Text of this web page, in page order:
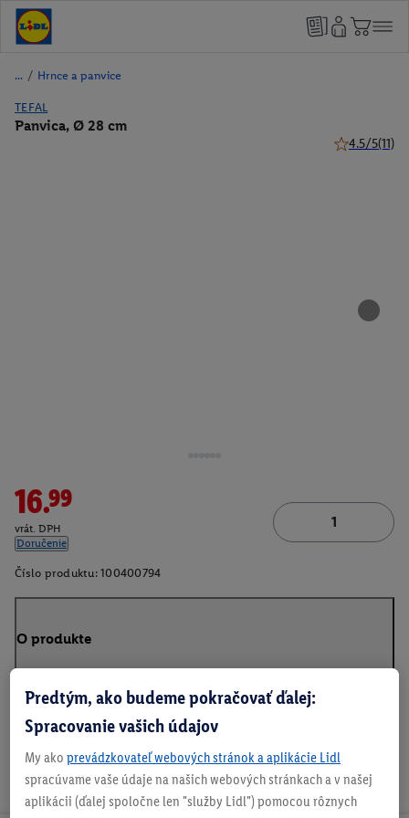
/ Hrnce a panvice
TEFAL
Panvica, Ø 28 cm
4.5/5(11)
16.99
vrát. DPH
Doručenie
Číslo produktu: 100400794
O produkte
Predtým, ako budeme pokračovať ďalej:
Spracovanie vašich údajov
My ako prevádzkovateľ webových stránok a aplikácie Lidl
spracúvame vaše údaje na našich webových stránkach a v našej
aplikácii (ďalej spoločne len "služby Lidl") pomocou rôznych